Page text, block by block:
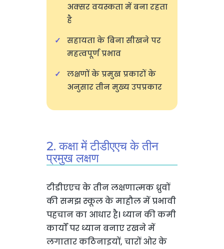
अक्सर वयस्कता में बना रहता
है
सहायता के बिना सीखने पर
महत्वपूर्ण प्रभाव
लक्षणों के प्रमुख प्रकारों के
अनुसार तीन मुख्य उपप्रकार
2. कक्षा में टीडीएएच के तीन
प्रमुख लक्षण
टीडीएएच के तीन लक्षणात्मक ध्रुवों
की समझ स्कूल के माहौल में प्रभावी
पहचान का आधार है। ध्यान की कमी
कार्यों पर ध्यान बनाए रखने में
लगातार कठिनाइयों, चारों ओर के